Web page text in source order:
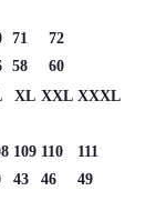
71
72
58
60
XL XXL XXXL
109 110
111
43 46
49